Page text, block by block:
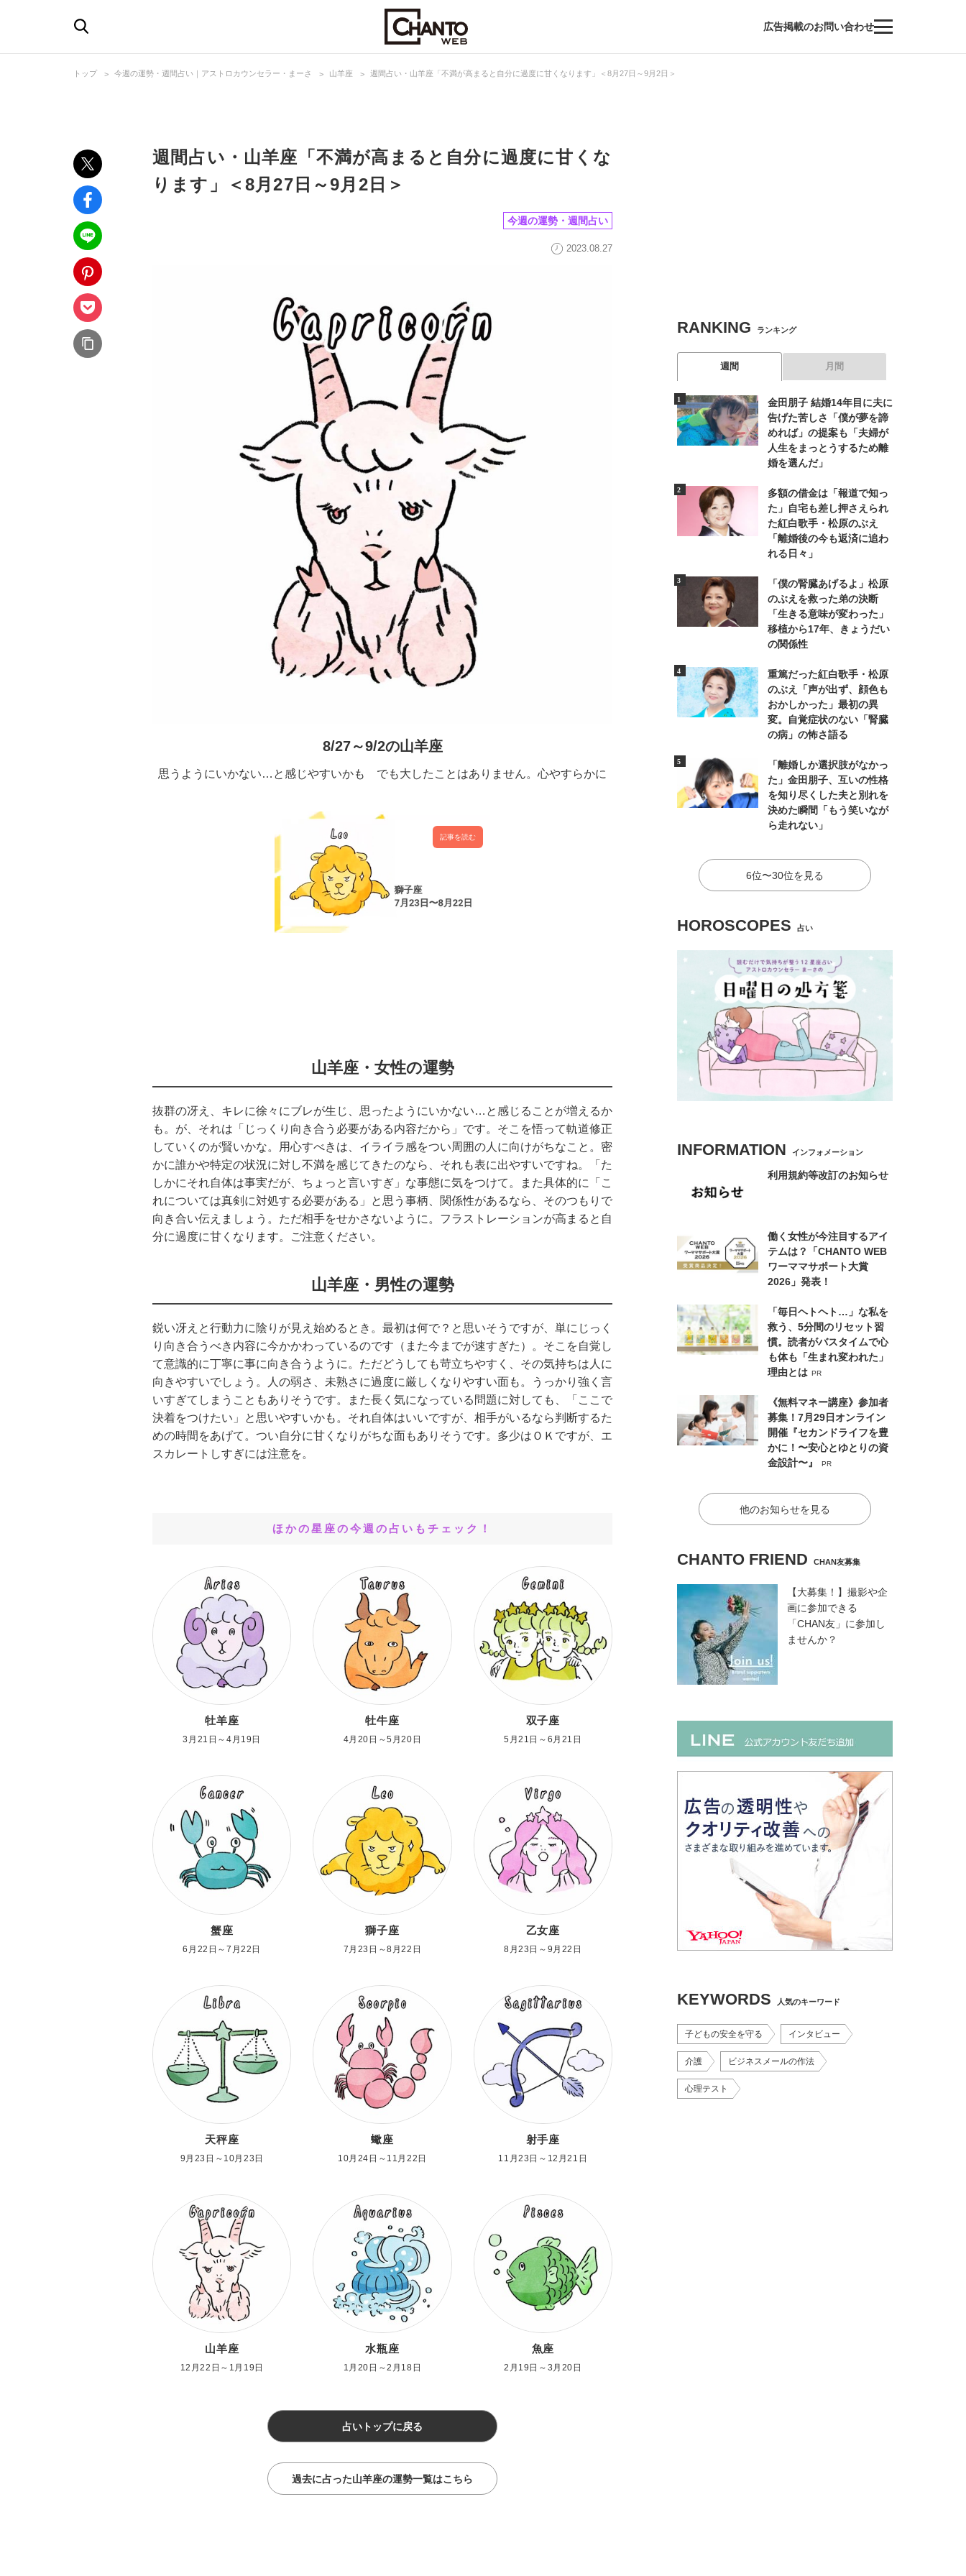
広告掲載のお問い合わせ
トップ 今週の運勢・週間占い｜アストロカウンセラー・まーさ 山羊座 週間占い・山羊座「不満が高まると自分に過度に甘くなります」＜8月27日～9月2日＞
週間占い・山羊座「不満が高まると自分に過度に甘くな
ります」＜8月27日～9月2日＞
今週の運勢・週間占い
2023.08.27
8/27～9/2の山羊座
思うようにいかない…と感じやすいかも でも大したことはありません。心やすらかに
記事を読む
山羊座・女性の運勢
抜群の冴え、キレに徐々にブレが生じ、思ったようにいかない…と感じることが増えるか
も。が、それは「じっくり向き合う必要がある内容だから」です。そこを悟って軌道修正
していくのが賢いかな。用心すべきは、イライラ感をつい周囲の人に向けがちなこと。密
かに誰かや特定の状況に対し不満を感じてきたのなら、それも表に出やすいですね。「た
しかにそれ自体は事実だが、ちょっと言いすぎ」な事態に気をつけて。また具体的に「こ
れについては真剣に対処する必要がある」と思う事柄、関係性があるなら、そのつもりで
向き合い伝えましょう。ただ相手をせかさないように。フラストレーションが高まると自
分に過度に甘くなります。ご注意ください。
山羊座・男性の運勢
鋭い冴えと行動力に陰りが見え始めるとき。最初は何で？と思いそうですが、単にじっく
り向き合うべき内容に今かかわっているのです（また今までが速すぎた）。そこを自覚し
て意識的に丁寧に事に向き合うように。ただどうしても苛立ちやすく、その気持ちは人に
向きやすいでしょう。人の弱さ、未熟さに過度に厳しくなりやすい面も。うっかり強く言
いすぎてしまうこともありそうです。また長く気になっている問題に対しても、「ここで
決着をつけたい」と思いやすいかも。それ自体はいいですが、相手がいるなら判断するた
めの時間をあげて。つい自分に甘くなりがちな面もありそうです。多少はＯＫですが、エ
スカレートしすぎには注意を。
ほかの星座の今週の占いもチェック！
牡羊座
3月21日～4月19日
牡牛座
4月20日～5月20日
双子座
5月21日～6月21日
蟹座
6月22日～7月22日
獅子座
7月23日～8月22日
乙女座
8月23日～9月22日
天秤座
9月23日～10月23日
蠍座
10月24日～11月22日
射手座
11月23日～12月21日
山羊座
12月22日～1月19日
水瓶座
1月20日～2月18日
魚座
2月19日～3月20日
占いトップに戻る
過去に占った山羊座の運勢一覧はこちら
RANKING ランキング
週間 月間
金田朋子 結婚14年目に夫に
告げた苦しさ「僕が夢を諦
めれば」の提案も「夫婦が
人生をまっとうするため離
婚を選んだ」
多額の借金は「報道で知っ
た」自宅も差し押さえられ
た紅白歌手・松原のぶえ
「離婚後の今も返済に追わ
れる日々」
「僕の腎臓あげるよ」松原
のぶえを救った弟の決断
「生きる意味が変わった」
移植から17年、きょうだい
の関係性
重篤だった紅白歌手・松原
のぶえ「声が出ず、顔色も
おかしかった」最初の異
変。自覚症状のない「腎臓
の病」の怖さ語る
「離婚しか選択肢がなかっ
た」金田朋子、互いの性格
を知り尽くした夫と別れを
決めた瞬間「もう笑いなが
ら走れない」
6位〜30位を見る
HOROSCOPES 占い
INFORMATION インフォメーション
利用規約等改訂のお知らせ
働く女性が今注目するアイ
テムは？「CHANTO WEB
ワーママサポート大賞
2026」発表！
「毎日ヘトヘト…」な私を
救う、5分間のリセット習
慣。読者がバスタイムで心
も体も「生まれ変われた」
理由とは PR
《無料マネー講座》参加者
募集！7月29日オンライン
開催『セカンドライフを豊
かに！〜安心とゆとりの資
金設計〜』
PR
他のお知らせを見る
CHANTO FRIEND CHAN友募集
【大募集！】撮影や企
画に参加できる
「CHAN友」に参加し
ませんか？
KEYWORDS 人気のキーワード
子どもの安全を守る インタビュー
介護 ビジネスメールの作法
心理テスト